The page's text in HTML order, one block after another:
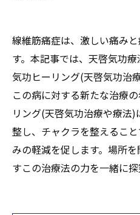
線維筋痛症は、激しい痛み
す。本記事では、天啓気功
気功ヒーリング(天啓気功治
この病に対する新たな治療
リング(天啓気功治療や療法
整し、チャクラを整えるこ
みの軽減を促します。場所
すこの治療法の力を一緒に探